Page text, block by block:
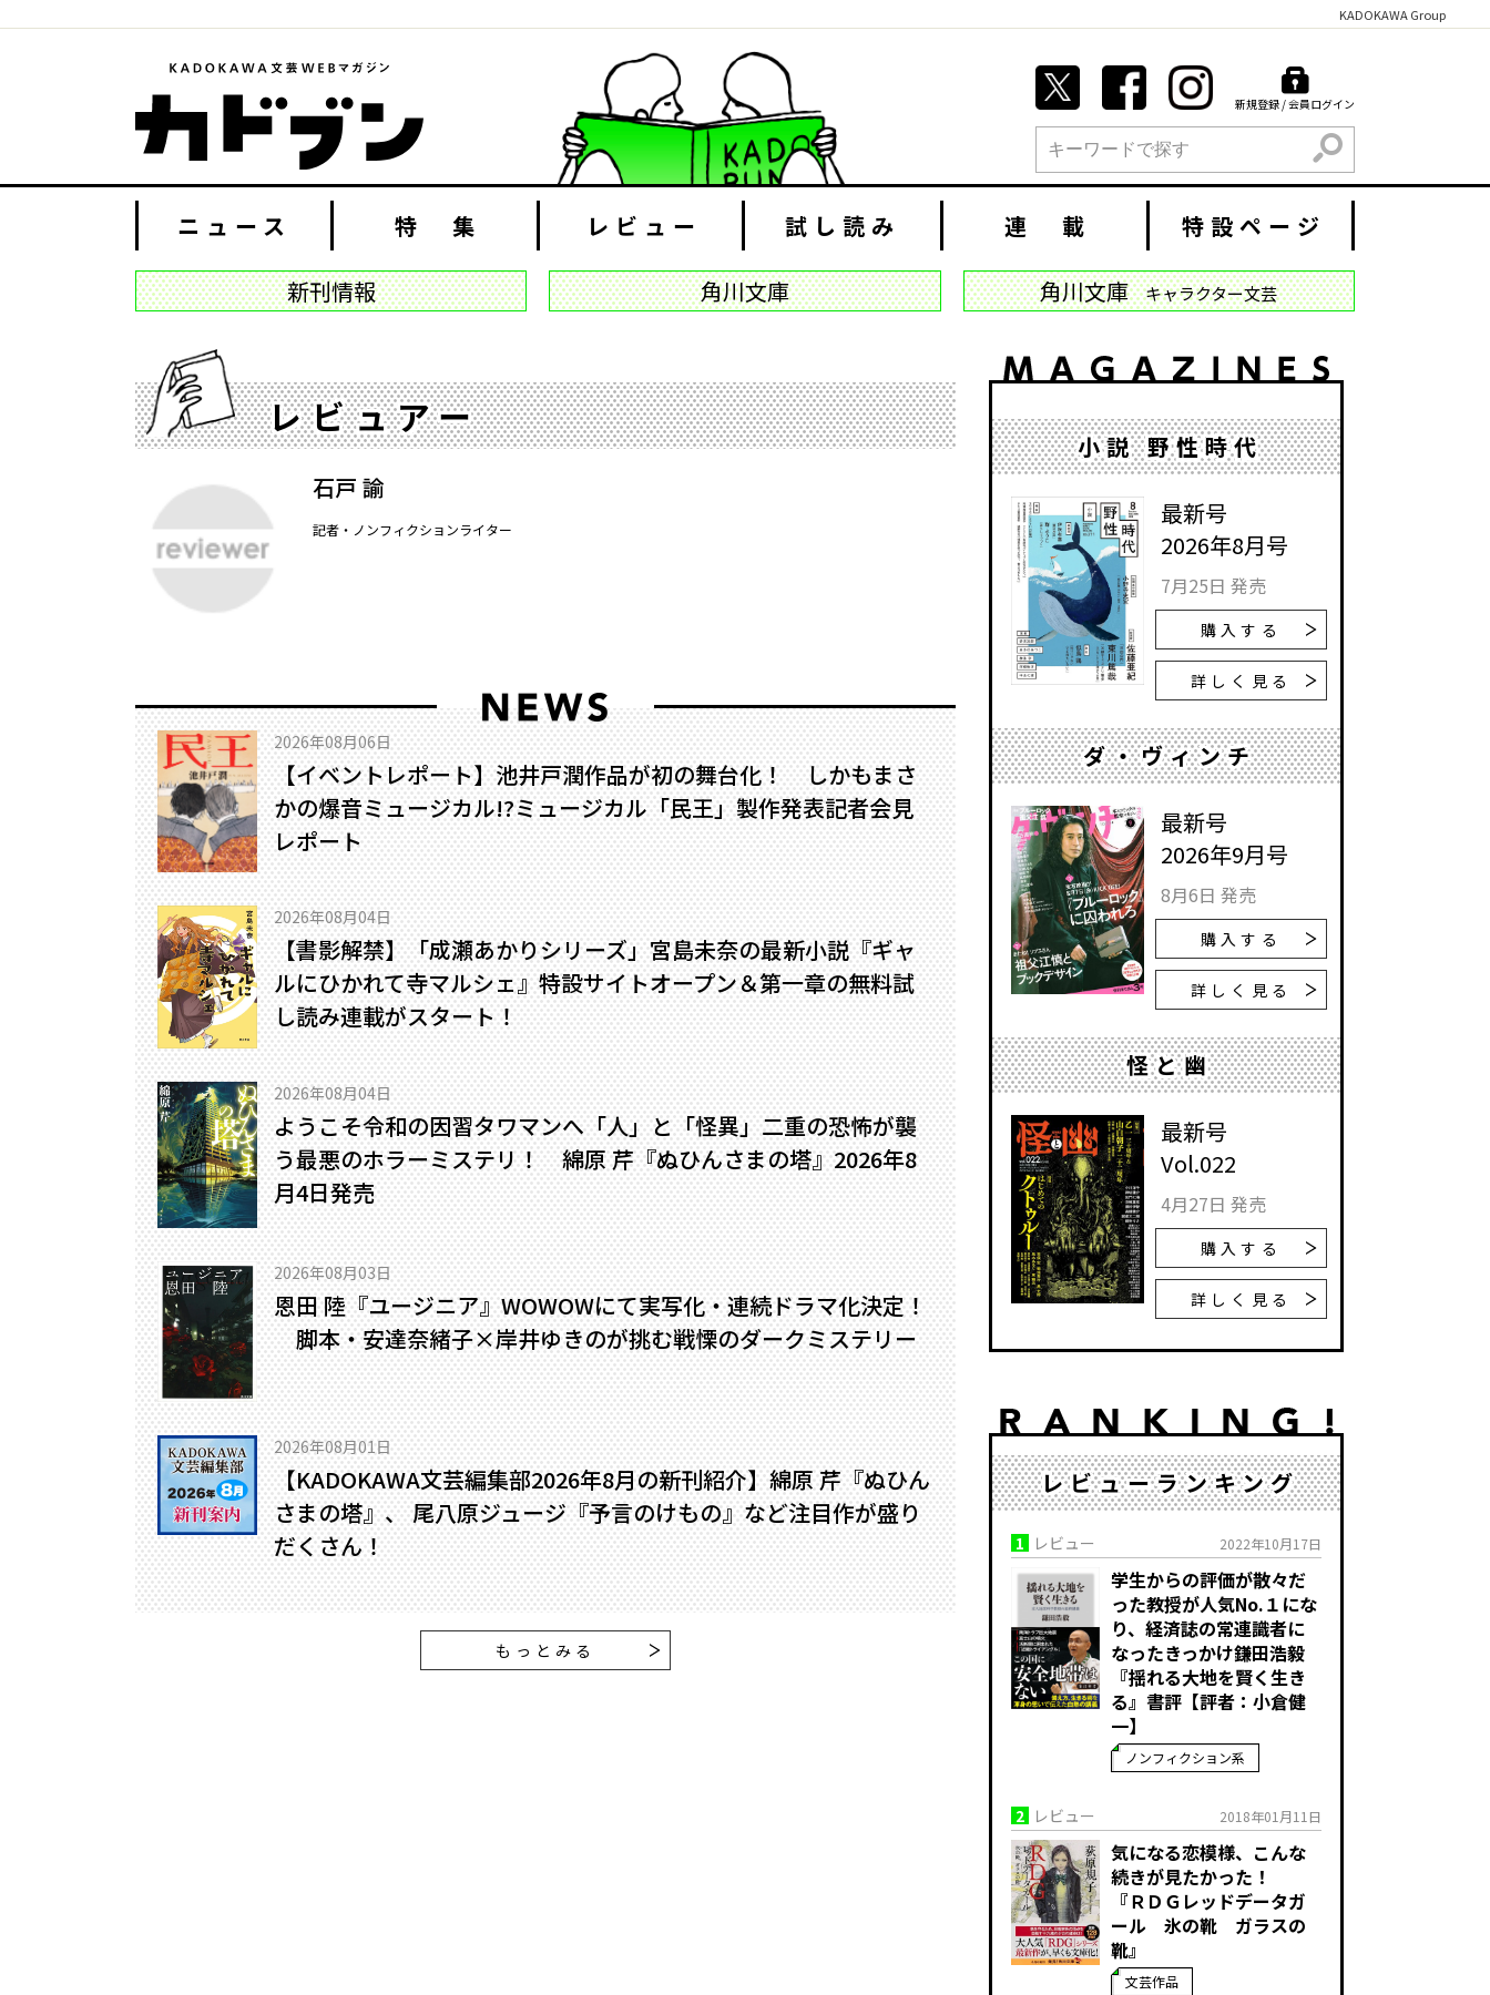
KADOKAWA Group
新規登録 / 会員ログイン
検索
ニュース 特 集 レビュー 試し読み 連 載 特設ページ
新刊情報 角川文庫 角川文庫 キャラクター文芸
レビュアー
石戸 諭
記者・ノンフィクションライター
2026年08月06日
【イベントレポート】池井戸潤作品が初の舞台化！ しかもまさ
かの爆音ミュージカル!?――ミュージカル「民王」製作発表記者会見
レポート
2026年08月04日
【書影解禁】「成瀬あかりシリーズ」宮島未奈の最新小説『ギャ
ルにひかれて寺マルシェ』特設サイトオープン＆第一章の無料試
し読み連載がスタート！
2026年08月04日
ようこそ令和の因習タワマンへ――「人」と「怪異」二重の恐怖が襲
う最悪のホラーミステリ！ 綿原 芹『ぬひんさまの塔』2026年8
月4日発売
2026年08月03日
恩田 陸『ユージニア』WOWOWにて実写化・連続ドラマ化決定！
脚本・安達奈緒子×岸井ゆきのが挑む戦慄のダークミステリー
2026年08月01日
【KADOKAWA文芸編集部2026年8月の新刊紹介】綿原 芹『ぬひん
さまの塔』、 尾八原ジュージ『予言のけもの』など注目作が盛り
だくさん！
もっとみる
小説 野性時代
最新号
2026年8月号
7月25日 発売
購入する
詳しく見る
ダ・ヴィンチ
最新号
2026年9月号
8月6日 発売
購入する
詳しく見る
怪と幽
最新号
Vol.022
4月27日 発売
購入する
詳しく見る
レビューランキング
1 レビュー 2022年10月17日
学生からの評価が散々だ
った教授が人気No.１にな
り、経済誌の常連識者に
なったきっかけ――鎌田浩毅
『揺れる大地を賢く生き
る』書評【評者：小倉健
一】
ノンフィクション系
2 レビュー 2018年01月11日
気になる恋模様、こんな
続きが見たかった！
『ＲＤＧレッドデータガ
ール 氷の靴 ガラスの
靴』
文芸作品